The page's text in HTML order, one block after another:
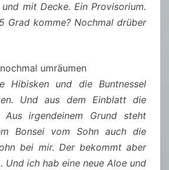
mit Decke. Ein Provisorium.
Grad komme? Nochmal drüber
umräumen
Hibisken und die Buntnessel
Und aus dem Einblatt die
Aus irgendeinem Grund steht
Bonsei vom Sohn auch die
bei mir. Der bekommt aber
Und ich hab eine neue Aloe und